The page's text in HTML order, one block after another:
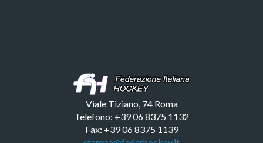
Viale Tiziano, 74 Roma
Telefono: +39 06 8375 1132
Fax: +39 06 8375 1139